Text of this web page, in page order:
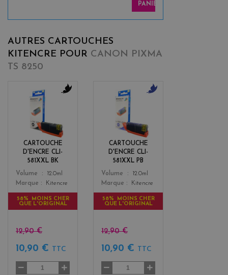
PANIER
AUTRES CARTOUCHES
KITENCRE POUR CANON PIXMA
TS 8250
CARTOUCHE
D'ENCRE CLI-
581XXL BK
Color
c
k
Volume
12.0ml
Marque
Kitencre
58% MOINS CHER
QUE L'ORIGINAL
12,90 €
10,90 € TTC
CARTOUCHE
D'ENCRE CLI-
581XXL PB
Color
e
Volume
12.0ml
Marque
Kitencre
58% MOINS CHER
QUE L'ORIGINAL
12,90 €
10,90 € TTC